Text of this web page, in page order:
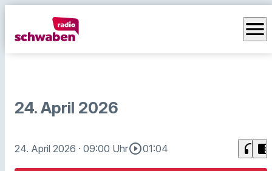
menu
24. April 2026
24. April 2026 · 09:00 Uhrplay_circle_outline01:04 headphones chrome_reader_mode